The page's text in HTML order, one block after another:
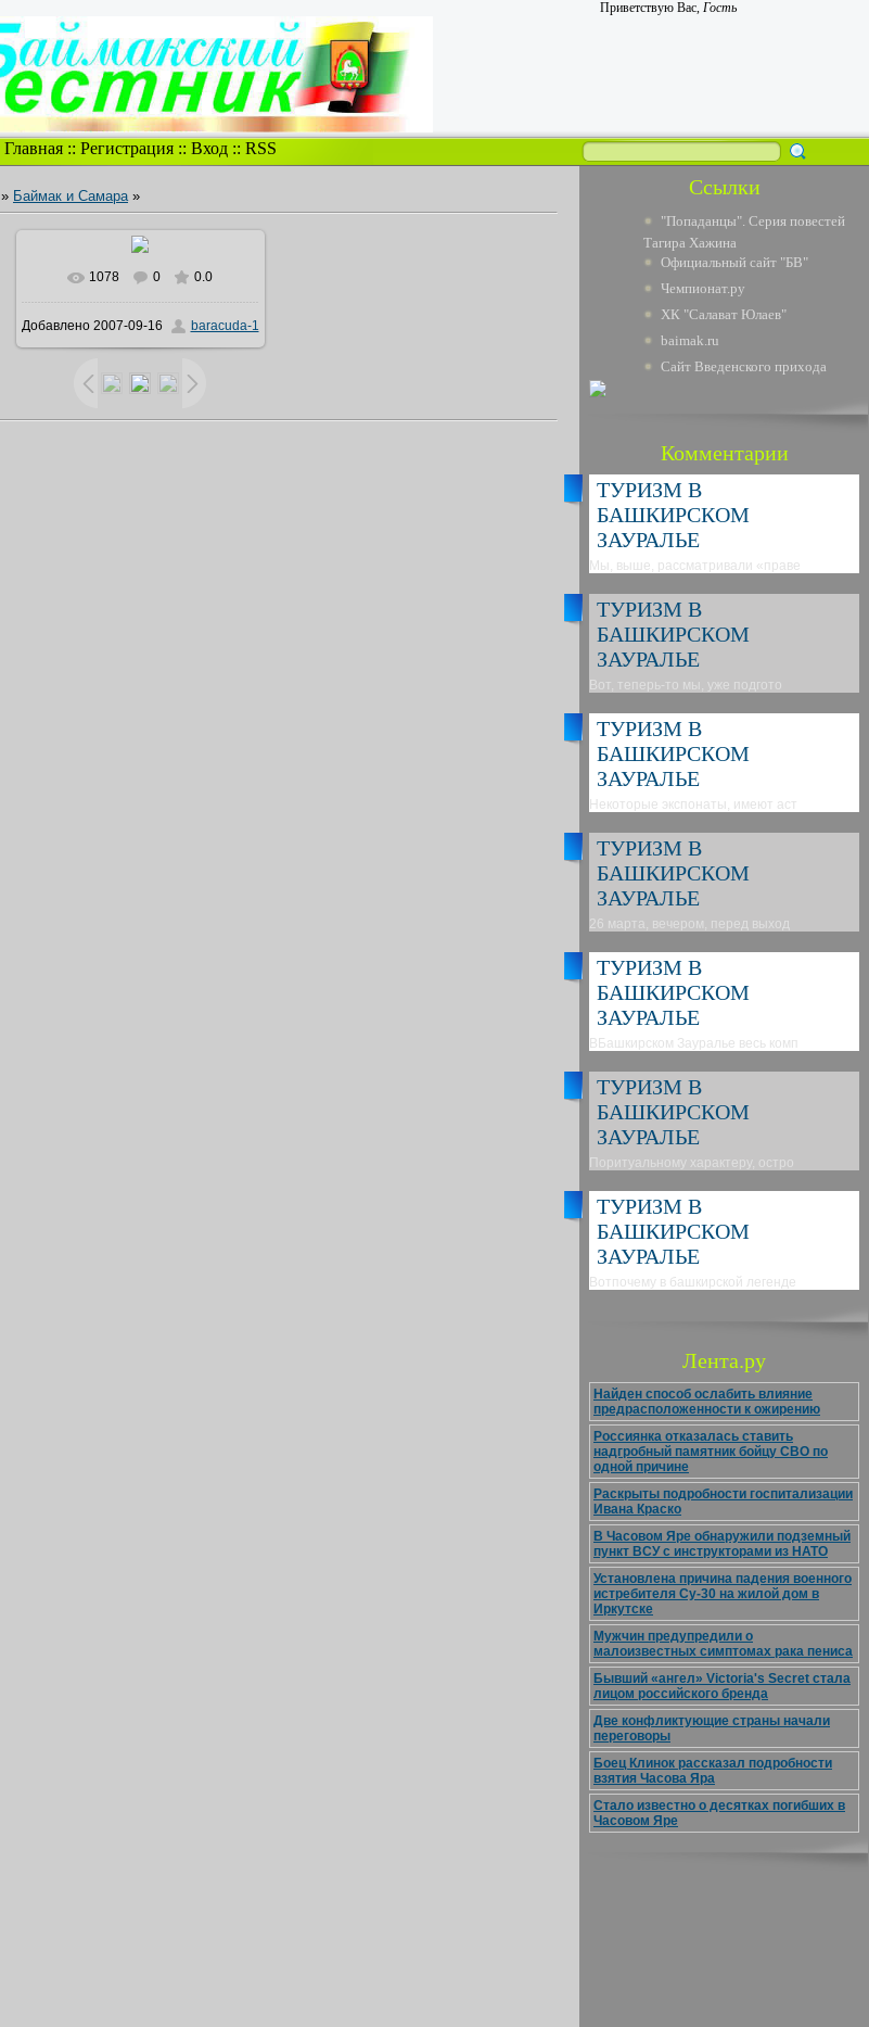
Приветствую Вас, Гость
Главная:: Регистрация:: Вход:: RSS
» Баймак и Самара»
В реальном размере 2152x1527
/ 130.1Kb
1078 0 0.0
Добавлено2007-09-16 baracuda-1
Ссылки
"Попаданцы". Серия повестей
Тагира Хажина
Официальный сайт "БВ"
Чемпионат.ру
ХК "Салават Юлаев"
baimak.ru
Сайт Введенского прихода
Комментарии
ТУРИЗМ В
БАШКИРСКОМ
ЗАУРАЛЬЕ
Мы, выше, рассматривали «праве
ТУРИЗМ В
БАШКИРСКОМ
ЗАУРАЛЬЕ
Вот, теперь-то мы, уже подгото
ТУРИЗМ В
БАШКИРСКОМ
ЗАУРАЛЬЕ
Некоторые экспонаты, имеют аст
ТУРИЗМ В
БАШКИРСКОМ
ЗАУРАЛЬЕ
26 марта, вечером, перед выход
ТУРИЗМ В
БАШКИРСКОМ
ЗАУРАЛЬЕ
ВБашкирском Зауралье весь комп
ТУРИЗМ В
БАШКИРСКОМ
ЗАУРАЛЬЕ
Поритуальному характеру, остро
ТУРИЗМ В
БАШКИРСКОМ
ЗАУРАЛЬЕ
Вотпочему в башкирской легенде
Лента.ру
Найден способ ослабить влияние
предрасположенности к ожирению
Россиянка отказалась ставить
надгробный памятник бойцу СВО по
одной причине
Раскрыты подробности госпитализации
Ивана Краско
В Часовом Яре обнаружили подземный
пункт ВСУ с инструкторами из НАТО
Установлена причина падения военного
истребителя Су-30 на жилой дом в
Иркутске
Мужчин предупредили о
малоизвестных симптомах рака пениса
Бывший «ангел» Victoria's Secret стала
лицом российского бренда
Две конфликтующие страны начали
переговоры
Боец Клинок рассказал подробности
взятия Часова Яра
Стало известно о десятках погибших в
Часовом Яре